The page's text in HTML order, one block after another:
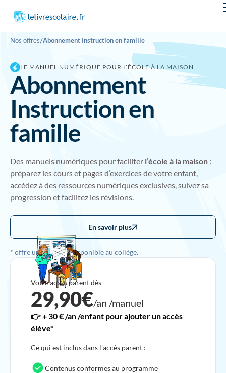
Nos offres/Abonnement Instruction en famille
LE MANUEL NUMÉRIQUE POUR L’ÉCOLE À LA MAISON
Abonnement
Instruction en
famille
Des manuels numériques pour faciliter l’école à la maison :
préparez les cours et pages d’exercices de votre enfant,
accédez à des ressources numériques exclusives, suivez sa
progression et facilitez les révisions.
En savoir plus
* offre uniquement disponible au collège.
Votre accès parent dès
29,90€/an /manuel
👉 + 30 € /an /enfant pour ajouter un accès
élève*
Ce qui est inclus dans l'accès parent :
Contenus conformes au programme